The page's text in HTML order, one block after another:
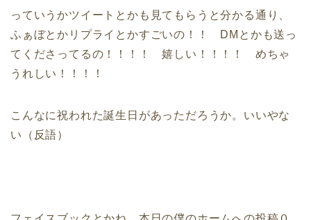
っていうかツイートとかも見てもらうと分かる通り、
ふぁぼとかリプライとかすごいの！！ DMとかも送っ
てくださってるの！！！！ 嬉しい！！！！ めちゃ
うれしい！！！！
こんなに祝われた誕生日があっただろうか。いいやな
い（反語）